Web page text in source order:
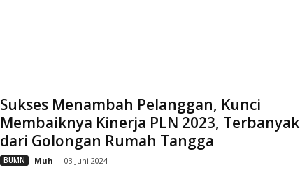
Sukses Menambah Pelanggan, Kunci
Membaiknya Kinerja PLN 2023, Terbanyak
dari Golongan Rumah Tangga
BUMN Muh - 03 Juni 2024